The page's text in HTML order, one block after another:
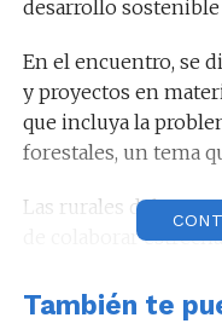
desarrollo
En el encuentro, se
y proyectos en
que incluya la
forestales, un tema
Las rurales del
de colaborar
En el encuentro,
de trabajar en
También te